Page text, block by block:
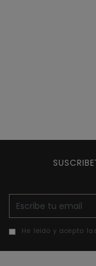
E-mail
He leído y acepto